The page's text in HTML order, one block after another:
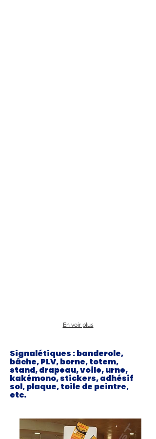
En voir plus
Signalétiques : banderole,
bâche, PLV, borne, totem,
stand, drapeau, voile, urne,
kakémono, stickers, adhésif
sol, plaque, toile de peintre,
etc.